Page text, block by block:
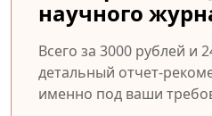
научного
Всего за 3000 рублей и
детальный отчет-
именно под ваши